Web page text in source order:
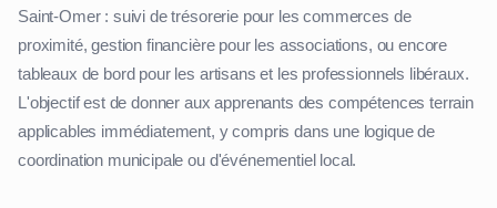
Saint-Omer : suivi de trésorerie pour les commerces de
proximité, gestion financière pour les associations, ou encore
tableaux de bord pour les artisans et les professionnels libéraux.
L'objectif est de donner aux apprenants des compétences terrain
applicables immédiatement, y compris dans une logique de
coordination municipale ou d'événementiel local.